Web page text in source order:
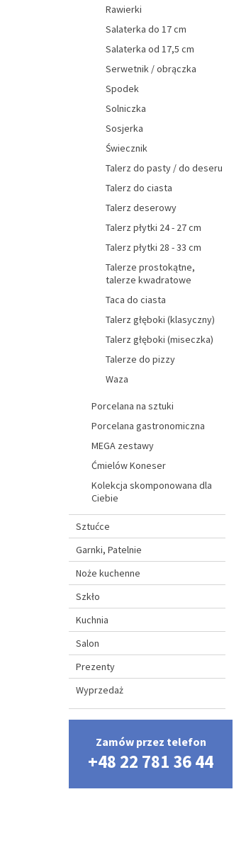
Rawierki
Salaterka do 17 cm
Salaterka od 17,5 cm
Serwetnik / obrączka
Spodek
Solniczka
Sosjerka
Świecznik
Talerz do pasty / do deseru
Talerz do ciasta
Talerz deserowy
Talerz płytki 24 - 27 cm
Talerz płytki 28 - 33 cm
Talerze prostokątne,
talerze kwadratowe
Taca do ciasta
Talerz głęboki (klasyczny)
Talerz głęboki (miseczka)
Talerze do pizzy
Waza
Porcelana na sztuki
Porcelana gastronomiczna
MEGA zestawy
Ćmielów Koneser
Kolekcja skomponowana dla
Ciebie
Sztućce
Garnki, Patelnie
Noże kuchenne
Szkło
Kuchnia
Salon
Prezenty
Wyprzedaż
Zamów przez telefon
+48 22 781 36 44